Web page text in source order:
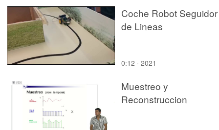
Coche Robot Seguidor
de Lineas
0:12 · 2021
Muestreo y
Reconstruccion